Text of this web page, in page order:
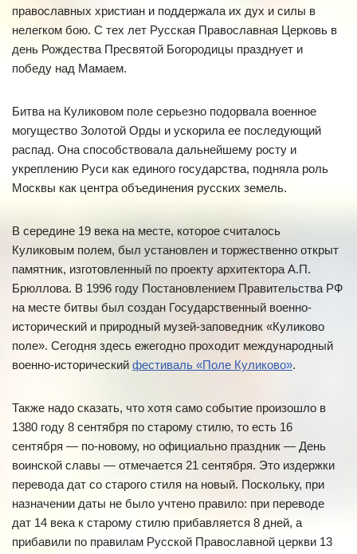
православных христиан и поддержала их дух и силы в
нелегком бою. С тех лет Русская Православная Церковь в
день Рождества Пресвятой Богородицы празднует и
победу над Мамаем.
Битва на Куликовом поле серьезно подорвала военное
могущество Золотой Орды и ускорила ее последующий
распад. Она способствовала дальнейшему росту и
укреплению Руси как единого государства, подняла роль
Москвы как центра объединения русских земель.
В середине 19 века на месте, которое считалось
Куликовым полем, был установлен и торжественно открыт
памятник, изготовленный по проекту архитектора А.П.
Брюллова. В 1996 году Постановлением Правительства РФ
на месте битвы был создан Государственный военно-
исторический и природный музей-заповедник «Куликово
поле». Сегодня здесь ежегодно проходит международный
военно-исторический фестиваль «Поле Куликово».
Также надо сказать, что хотя само событие произошло в
1380 году 8 сентября по старому стилю, то есть 16
сентября — по-новому, но официально праздник — День
воинской славы — отмечается 21 сентября. Это издержки
перевода дат со старого стиля на новый. Поскольку, при
назначении даты не было учтено правило: при переводе
дат 14 века к старому стилю прибавляется 8 дней, а
прибавили по правилам Русской Православной церкви 13